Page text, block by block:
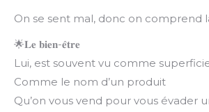
On se sent mal, donc on comprend
🌟𝐋𝐞 𝐛𝐢𝐞𝐧-𝐞̂𝐭𝐫𝐞
Lui, est souvent vu comme
Comme le nom d’un produit
Qu’on vous vend pour vous évader